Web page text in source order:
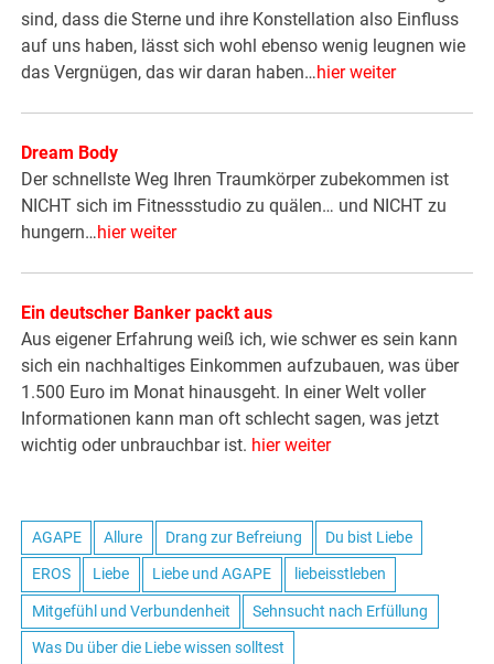
sind, dass die Sterne und ihre Konstellation also Einfluss
auf uns haben, lässt sich wohl ebenso wenig leugnen wie
das Vergnügen, das wir daran haben…hier weiter
Dream Body
Der schnellste Weg Ihren Traumkörper zubekommen ist
NICHT sich im Fitnessstudio zu quälen… und NICHT zu
hungern…hier weiter
Ein deutscher Banker packt aus
Aus eigener Erfahrung weiß ich, wie schwer es sein kann
sich ein nachhaltiges Einkommen aufzubauen, was über
1.500 Euro im Monat hinausgeht. In einer Welt voller
Informationen kann man oft schlecht sagen, was jetzt
wichtig oder unbrauchbar ist. hier weiter
AGAPE Allure Drang zur Befreiung Du bist Liebe
EROS Liebe Liebe und AGAPE liebeisstleben
Mitgefühl und Verbundenheit Sehnsucht nach Erfüllung
Was Du über die Liebe wissen solltest